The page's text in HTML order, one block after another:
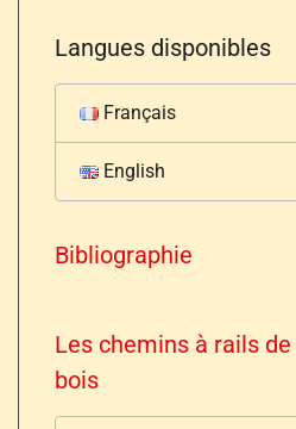
Langues disponibles
Français
English
Bibliographie
Les chemins à rails de
bois